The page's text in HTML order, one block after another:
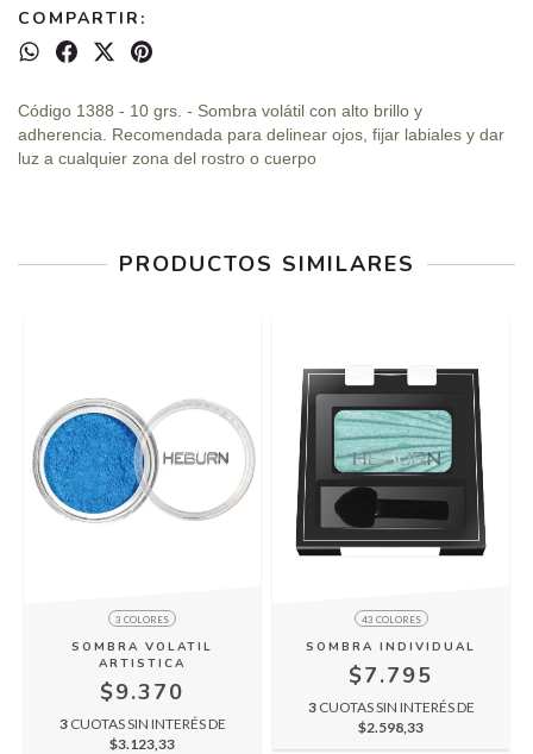
COMPARTIR:
Código 1388 - 10 grs. - Sombra volátil con alto brillo y
adherencia. Recomendada para delinear ojos, fijar labiales y dar
luz a cualquier zona del rostro o cuerpo
PRODUCTOS SIMILARES
3 COLORES
SOMBRA VOLATIL
ARTISTICA
$9.370
3 CUOTAS SIN INTERÉS DE
$3.123,33
43 COLORES
SOMBRA INDIVIDUAL
$7.795
3 CUOTAS SIN INTERÉS DE
$2.598,33